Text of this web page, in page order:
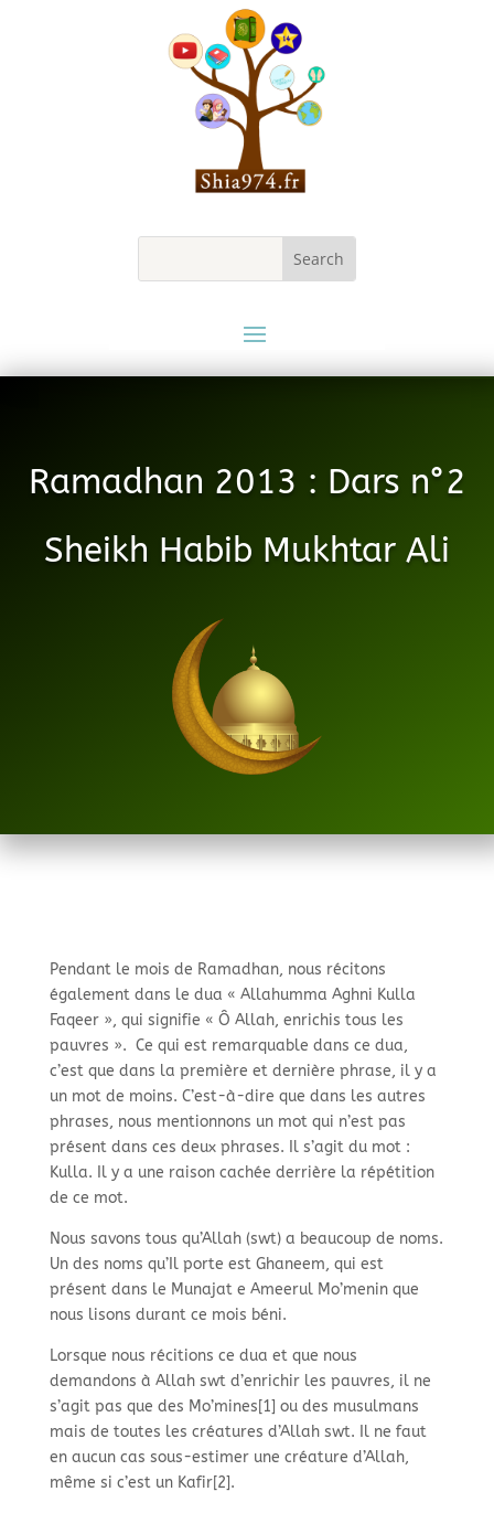
Ramadhan 2013 : Dars n°2
Sheikh Habib Mukhtar Ali
Pendant le mois de Ramadhan, nous récitons
également dans le dua « Allahumma Aghni Kulla
Faqeer », qui signifie « Ô Allah, enrichis tous les
pauvres ». Ce qui est remarquable dans ce dua,
c’est que dans la première et dernière phrase, il y a
un mot de moins. C’est-à-dire que dans les autres
phrases, nous mentionnons un mot qui n’est pas
présent dans ces deux phrases. Il s’agit du mot :
Kulla. Il y a une raison cachée derrière la répétition
de ce mot.
Nous savons tous qu’Allah (swt) a beaucoup de noms.
Un des noms qu’Il porte est Ghaneem, qui est
présent dans le Munajat e Ameerul Mo’menin que
nous lisons durant ce mois béni.
Lorsque nous récitions ce dua et que nous
demandons à Allah swt d’enrichir les pauvres, il ne
s’agit pas que des Mo’mines[1] ou des musulmans
mais de toutes les créatures d’Allah swt. Il ne faut
en aucun cas sous-estimer une créature d’Allah,
même si c’est un Kafir[2].